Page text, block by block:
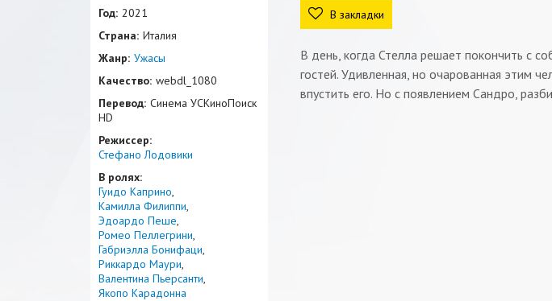
В закладки
В день, когда Стелла решает покончить с
гостей. Удивленная, но очарованная этим
впустить его. Но с появлением Сандро,
Год: 2021
Страна: Италия
Жанр: Ужасы
Качество: webdl_1080
Перевод: Синема УСКиноПоиск
HD
Режиссер:
Стефано Лодовики
В ролях:
Гуидо Каприно
Камилла Филиппи
Эдоардо Пеше
Ромео Пеллегрини
Габриэлла Бонифаци
Риккардо Маури
Валентина Пьерсанти
Якопо Карадонна